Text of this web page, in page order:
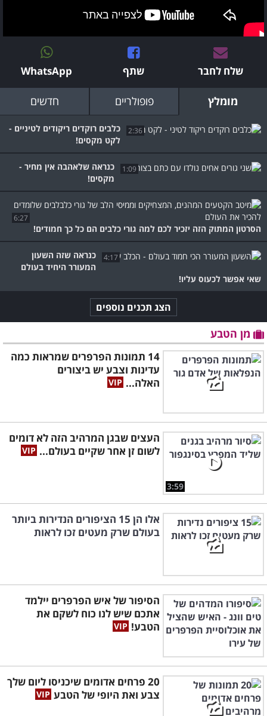
שלח לחבר שתף WhatsApp
מומלץ פופולריים חדשים
2:36
כלבים רוקדים ריקודים לטיניים -
לקט מקסים!
1:09
כנראה שלאהבה אין מחיר -
מקסים!
6:27
הסרטון המתוק הזה יזכיר לכם למה גורי כלבים הם כל כך חמודים!
4:17
כנראה שזה השעון
המעורר היחיד בעולם
שאי אפשר לכעוס עליו!
הצג תכנים נוספים
מן הטבע
14 תמונות הפרפרים שמראות כמה
עדינות וצבע יש ביצורים
האלה...
3:59
העצים שבגן המרהיב הזה לא דומים
לשום זן אחר שקיים בעולם...
אלו הן 15 הציפורים הנדירות ביותר
בעולם שרק מעטים זכו לראות
הסיפור של איש הפרפרים יילמד
אתכם שיש לנו כוח לשקם את
הטבע!
20 פרחים אדומים שיכניסו ליום שלך
צבע ואת היופי של הטבע